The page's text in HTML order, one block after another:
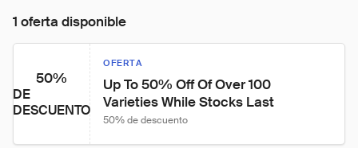
1 oferta disponible
50%
DE
DESCUENTO
OFERTA
Up To 50% Off Of Over 100
Varieties While Stocks Last
50% de descuento